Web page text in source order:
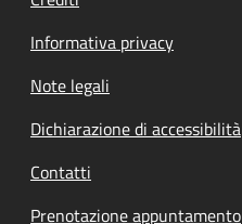
Informativa privacy
Note legali
Dichiarazione di accessibilità
Contatti
Prenotazione appuntamento